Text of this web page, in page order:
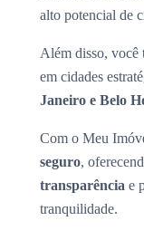
alto potencial de
Além disso, você
em cidades
Janeiro e Belo
Com o Meu
seguro,
transparência e
tranquilidade.